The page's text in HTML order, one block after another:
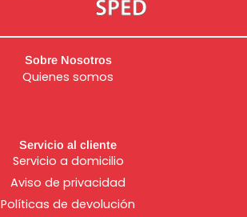
Sobre Nosotros
Quienes somos
Servicio al cliente
Servicio a domicilio
Aviso de privacidad
Políticas de devolución